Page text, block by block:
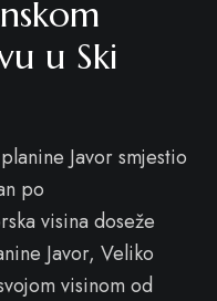
u Ski
Javor smjestio
po
visina doseže
Javor, Veliko
visinom od